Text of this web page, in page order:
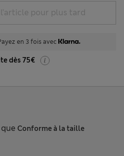
pour plus tard
en 3 fois avec
dès 75€
Conforme à la taille